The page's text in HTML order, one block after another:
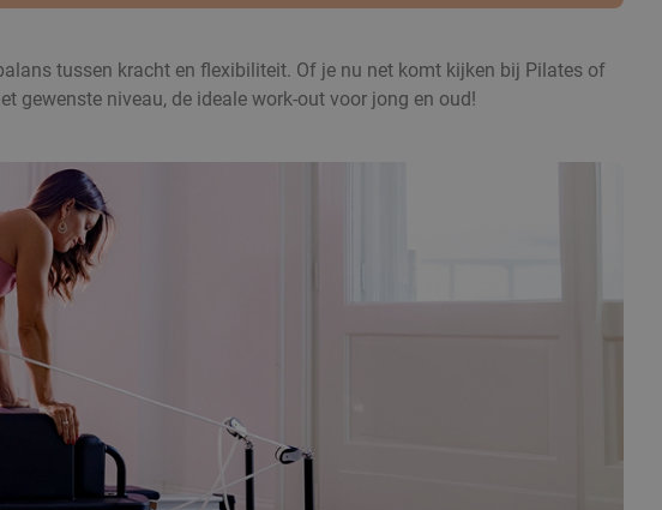
tussen kracht en flexibiliteit. Of je nu net komt kijken bij Pilates of
gewenste niveau, de ideale work-out voor jong en oud!